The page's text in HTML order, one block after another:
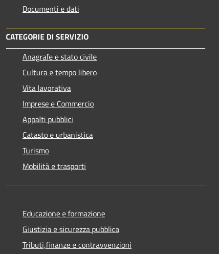
Documenti e dati
CATEGORIE DI SERVIZIO
Anagrafe e stato civile
Cultura e tempo libero
Vita lavorativa
Imprese e Commercio
Appalti pubblici
Catasto e urbanistica
Turismo
Mobilità e trasporti
Educazione e formazione
Giustizia e sicurezza pubblica
Tributi,finanze e contravvenzioni